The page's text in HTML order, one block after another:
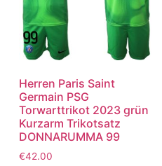
Herren Paris Saint
Germain PSG
Torwarttrikot 2023 grün
Kurzarm Trikotsatz
DONNARUMMA 99
€42.00